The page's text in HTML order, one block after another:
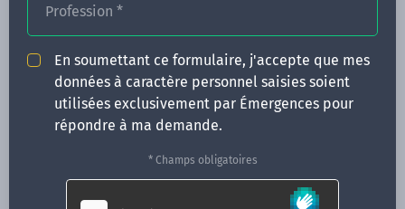
Profession *
En soumettant ce formulaire, j'accepte que mes
données à caractère personnel saisies soient
utilisées exclusivement par Émergences pour
répondre à ma demande.
* Champs obligatoires
ACTUALITÉS
INFOS PRATIQUES
Qui sommes-nous ?
35000 Rennes